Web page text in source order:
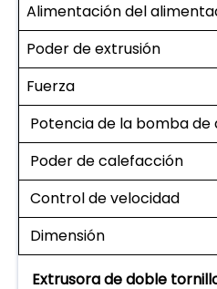
Alimentación del
Poder de extrusión
Fuerza
Potencia de la bomba de
Poder de calefacción
Control de velocidad
Dimensión
Extrusora de doble